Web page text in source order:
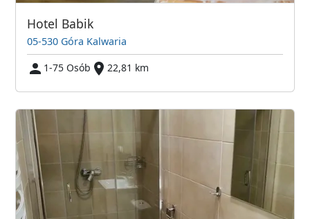
Hotel Babik
05-530 Góra Kalwaria
1-75 Osób
22,81 km